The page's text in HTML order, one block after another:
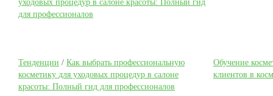
Тенденции / Как выбрать профессиональную
косметику для уходовых процедур в салоне
красоты: Полный гид для профессионалов
Обучение
клиентов в